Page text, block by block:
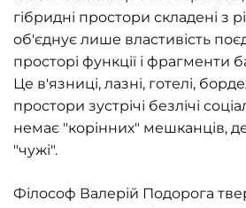
гібридні простори складені з
об'єднує лише властивість
просторі функції і фрагменти
Це в'язниці, лазні, готелі,
простори зустрічі безлічі
немає "корінних" мешканців,
"чужі".
Філософ Валерій Подорога